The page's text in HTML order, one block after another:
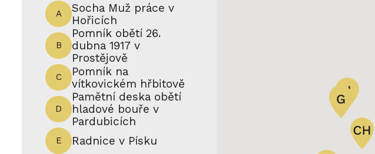
Po stopách dělnické
revolty v Plzni 1953
Od vlakové stanice Plzeň-Jižní
Předměstí, kde vystupovalo
mnoho pracujících Škodových
závodů, kteří za prací dojížděli
z okolních obcí, se vydejte na
náměstí T. G. Masaryka, kam se
A
Socha Muž práce v
Hořicích
B
Pomník obětí 26.
dubna 1917 v
Prostějově
C
Pomník na
vítkovickém hřbitově
D
Pamětní deska obětí
hladové bouře v
Pardubicích
E
Radnice v Písku